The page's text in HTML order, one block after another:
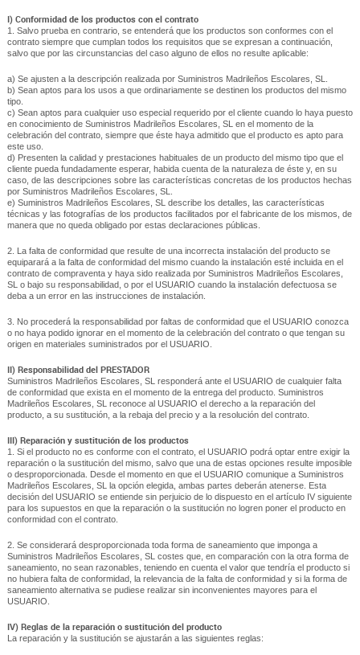
I) Conformidad de los productos con el contrato
1. Salvo prueba en contrario, se entenderá que los productos son conformes con el
contrato siempre que cumplan todos los requisitos que se expresan a continuación,
salvo que por las circunstancias del caso alguno de ellos no resulte aplicable:
a) Se ajusten a la descripción realizada por Suministros Madrileños Escolares, SL.
b) Sean aptos para los usos a que ordinariamente se destinen los productos del mismo
tipo.
c) Sean aptos para cualquier uso especial requerido por el cliente cuando lo haya puesto
en conocimiento de Suministros Madrileños Escolares, SL en el momento de la
celebración del contrato, siempre que éste haya admitido que el producto es apto para
este uso.
d) Presenten la calidad y prestaciones habituales de un producto del mismo tipo que el
cliente pueda fundadamente esperar, habida cuenta de la naturaleza de éste y, en su
caso, de las descripciones sobre las características concretas de los productos hechas
por Suministros Madrileños Escolares, SL.
e) Suministros Madrileños Escolares, SL describe los detalles, las características
técnicas y las fotografías de los productos facilitados por el fabricante de los mismos, de
manera que no queda obligado por estas declaraciones públicas.
2. La falta de conformidad que resulte de una incorrecta instalación del producto se
equiparará a la falta de conformidad del mismo cuando la instalación esté incluida en el
contrato de compraventa y haya sido realizada por Suministros Madrileños Escolares,
SL o bajo su responsabilidad, o por el USUARIO cuando la instalación defectuosa se
deba a un error en las instrucciones de instalación.
3. No procederá la responsabilidad por faltas de conformidad que el USUARIO conozca
o no haya podido ignorar en el momento de la celebración del contrato o que tengan su
origen en materiales suministrados por el USUARIO.
II) Responsabilidad del PRESTADOR
Suministros Madrileños Escolares, SL responderá ante el USUARIO de cualquier falta
de conformidad que exista en el momento de la entrega del producto. Suministros
Madrileños Escolares, SL reconoce al USUARIO el derecho a la reparación del
producto, a su sustitución, a la rebaja del precio y a la resolución del contrato.
III) Reparación y sustitución de los productos
1. Si el producto no es conforme con el contrato, el USUARIO podrá optar entre exigir la
reparación o la sustitución del mismo, salvo que una de estas opciones resulte imposible
o desproporcionada. Desde el momento en que el USUARIO comunique a Suministros
Madrileños Escolares, SL la opción elegida, ambas partes deberán atenerse. Esta
decisión del USUARIO se entiende sin perjuicio de lo dispuesto en el artículo IV siguiente
para los supuestos en que la reparación o la sustitución no logren poner el producto en
conformidad con el contrato.
2. Se considerará desproporcionada toda forma de saneamiento que imponga a
Suministros Madrileños Escolares, SL costes que, en comparación con la otra forma de
saneamiento, no sean razonables, teniendo en cuenta el valor que tendría el producto si
no hubiera falta de conformidad, la relevancia de la falta de conformidad y si la forma de
saneamiento alternativa se pudiese realizar sin inconvenientes mayores para el
USUARIO.
IV) Reglas de la reparación o sustitución del producto
La reparación y la sustitución se ajustarán a las siguientes reglas: